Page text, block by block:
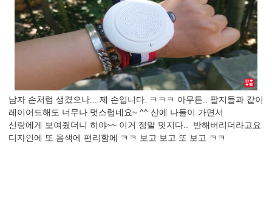
남자 손처럼 생겼으나... 제 손입니다. ㅋㅋㅋ 아무튼.. 팔지들과 같이
레이어드해도 너무나 멋스럽네요~ ^^ 산에 나들이 가면서
신랑에게 보여줬더니 히야~~ 이거 정말 멋지다.. 반해버리더라고요
디자인에 또 음색에 편리함에 ㅋㅋ 보고 보고 또 보고 ㅋㅋ